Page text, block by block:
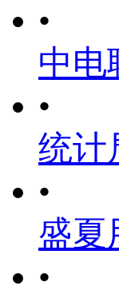
•
中电
•
统计
•
盛夏
•